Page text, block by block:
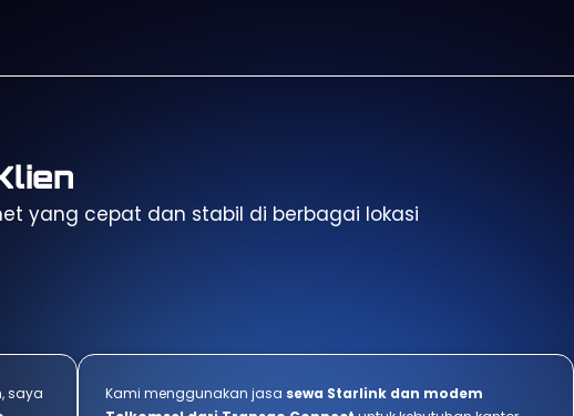
yang cepat dan stabil di berbagai lokasi
saya
Kami menggunakan jasa sewa Starlink dan modem